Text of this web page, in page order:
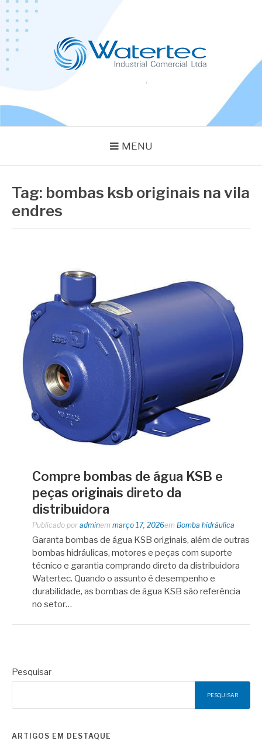
Pular
para
conteúdo
MENU
Tag: bombas ksb originais na vila
endres
Compre bombas de água KSB e
peças originais direto da
distribuidora
Publicado por adminem março 17, 2026em Bomba hidráulica
Garanta bombas de água KSB originais, além de outras
bombas hidráulicas, motores e peças com suporte
técnico e garantia comprando direto da distribuidora
Watertec. Quando o assunto é desempenho e
durabilidade, as bombas de água KSB são referência
no setor…
Pesquisar
PESQUISAR
ARTIGOS EM DESTAQUE